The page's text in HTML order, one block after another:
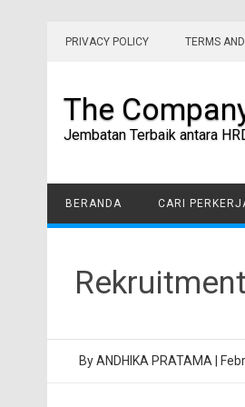
PRIVACY POLICY TERMS
The
Jembatan Terbaik antara
BERANDA CARI
ByANDHIKA PRATAMA